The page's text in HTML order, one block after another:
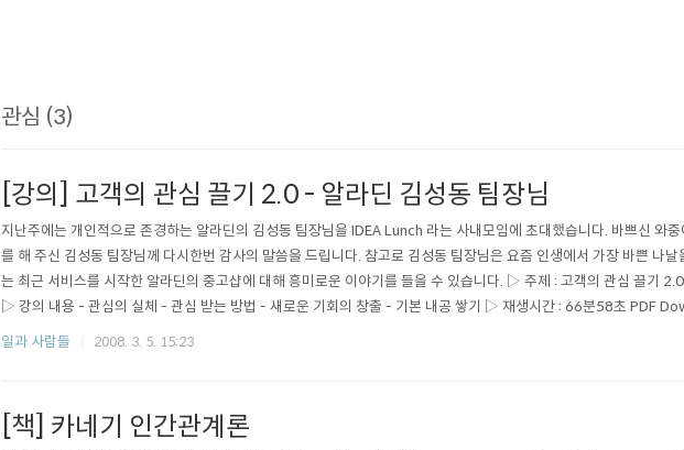
관심 (3)
[강의] 고객의 관심 끌기 2.0 - 알라딘 김성동 팀장님
지난주에는 개인적으로 존경하는 알라딘의 김성동 팀장님을 IDEA Lunch 라는 사내모임에 초대했습니다. 바쁘신 와
를 해 주신 김성동 팀장님께 다시한번 감사의 말씀을 드립니다. 참고로 김성동 팀장님은 요즘 인생에서 가장 바쁜 나
는 최근 서비스를 시작한 알라딘의 중고샵에 대해 흥미로운 이야기를 들을 수 있습니다. ▷ 주제 : 고객의 관심 끌기
▷ 강의 내용 - 관심의 실체 - 관심 받는 방법 - 새로운 기회의 창출 - 기본 내공 쌓기 ▷ 재생시간 : 66분58초 PDF
Kim.pdf 역시나 김성동 팀장님은 부드럽고, 열정적이고, 유머있고, 따..
일과 사람들 2008. 3. 5. 15:23
[책] 카네기 인간관계론